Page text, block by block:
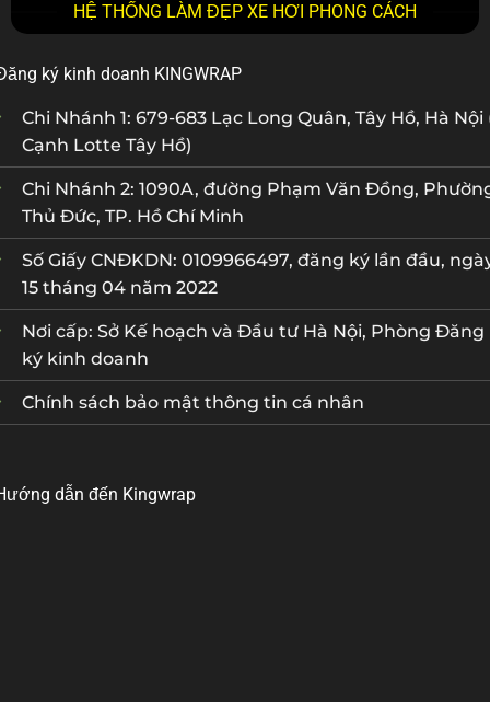
HỆ THỐNG LÀM ĐẸP XE HƠI PHONG CÁCH
ký kinh doanh KINGWRAP
Chi Nhánh 1: 679-683 Lạc Long Quân, Tây Hồ, Hà Nội
Cạnh Lotte Tây Hồ)
Chi Nhánh 2: 1090A, đường Phạm Văn Đồng,
Thủ Đức, TP. Hồ Chí Minh
Số Giấy CNĐKDN: 0109966497, đăng ký lần đầu,
15 tháng 04 năm 2022
Nơi cấp: Sở Kế hoạch và Đầu tư Hà Nội, Phòng Đăng
ký kinh doanh
Chính sách bảo mật thông tin cá nhân
dẫn đến Kingwrap